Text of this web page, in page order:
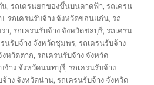
น,รถเครนยกของขึ้นบนดาดฟ้า,รถเครน
,รถเครนรับจ้าง จังหวัดขอนแก่น,รถ
า,รถเครนรับจ้าง จังหวัดชลบุรี,รถเครน
รนรับจ้าง จังหวัดชุมพร,รถเครนรับจ้าง
งหวัดตาก,รถเครนรับจ้าง จังหวัด
จ้าง จังหวัดนนทบุรี,รถเครนรับจ้าง
จ้าง จังหวัดน่าน,รถเครนรับจ้าง จังหวัด